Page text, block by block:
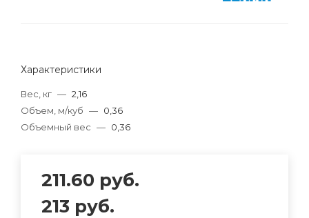
Характеристики
Вес, кг — 2,16
Объем, м/куб — 0,36
Объемный вес — 0,36
211.60 руб.
213 руб.